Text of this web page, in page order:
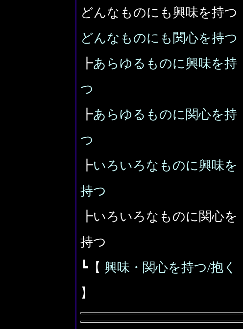
どんなものにも興味を持つ
どんなものにも関心を持つ
┣あらゆるものに興味を持
つ
┣あらゆるものに関心を持
つ
┣いろいろなものに興味を
持つ
┣いろいろなものに関心を
持つ
┗【 興味・関心を持つ/抱く
】